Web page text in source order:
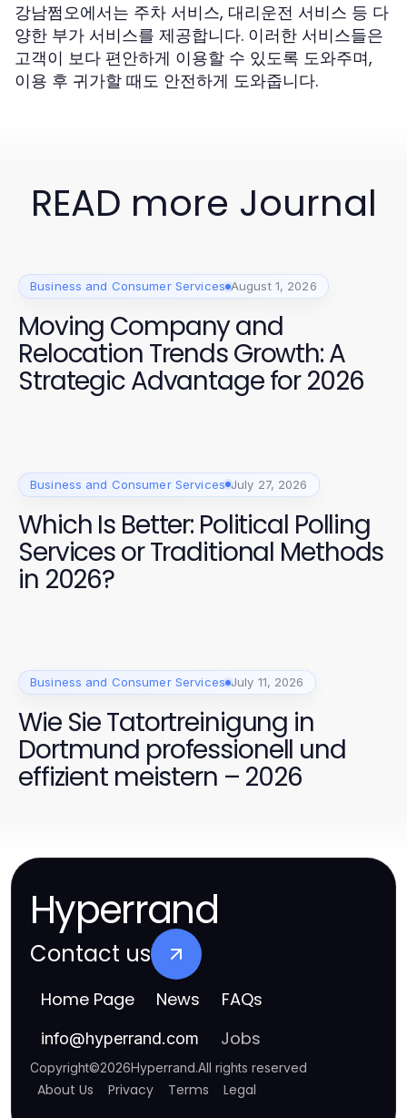
강남쩜오에서는 주차 서비스, 대리운전 서비스 등 다
양한 부가 서비스를 제공합니다. 이러한 서비스들은
고객이 보다 편안하게 이용할 수 있도록 도와주며,
이용 후 귀가할 때도 안전하게 도와줍니다.
READ more Journal
Business and Consumer Services August 1, 2026
Moving Company and
Relocation Trends Growth: A
Strategic Advantage for 2026
Business and Consumer Services July 27, 2026
Which Is Better: Political Polling
Services or Traditional Methods
in 2026?
Business and Consumer Services July 11, 2026
Wie Sie Tatortreinigung in
Dortmund professionell und
effizient meistern – 2026
Hyperrand
Contact us
Home Page News FAQs
info@hyperrand.com Jobs
Copyright©2026Hyperrand.All rights reserved
About Us Privacy Terms Legal